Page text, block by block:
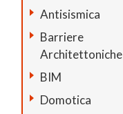
Antisismica
Barriere
Architettoniche
BIM
Domotica